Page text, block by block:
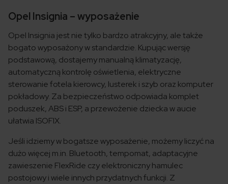
Opel Insignia – wyposażenie
Opel Insignia jest nie tylko bardzo atrakcyjny, ale także
bogato wyposażony w standardzie. Kupując wersję
podstawową, dostajemy manualną klimatyzację,
automatyczną kontrolę oświetlenia, elektryczne
sterowanie fotela kierowcy, lusterek i szyb oraz komputer
pokładowy. Za bezpieczeństwo odpowiada komplet
poduszek, ABS i ESP, a przewożenie dziecka w aucie
ułatwia ISOFIX.
Jeśli idziemy w bogatsze wyposażenie, możemy liczyć na
dużo więcej m.in. Bluetooth, tempomat, adaptacyjne
zawieszenie FlexRide czy elektroniczny hamulec
postojowy i wiele innych przydatnych funkcji. Z